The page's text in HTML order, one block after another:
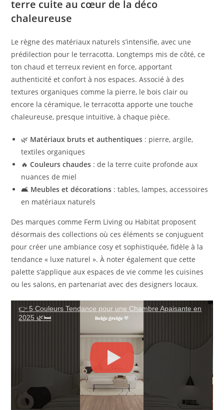
terre cuite au cœur de la déco
chaleureuse
Le règne des matériaux naturels s’intensifie, avec une
prédilection pour le terracotta. Longtemps mis de côté, ce
ton chaud et terreux revient en force, apportant
authenticité et confort à nos espaces. Associé à des
textures organiques comme la pierre, le bois clair ou
encore la céramique, le terracotta apporte une touche
chaleureuse, presque intuitive, à chaque pièce.
🌿 Matériaux bruts et authentiques : pierre, argile,
textiles organiques
🔥Couleurs chaudes : de la terre cuite profonde aux
nuances de miel
🛋️ Meubles et décorations : tables, lampes, accessoires
en matériaux naturels
Des marques comme Ferm Living ou Habitat proposent
désormais des collections où ces éléments se conjuguent
pour créer une ambiance cosy et sophistiquée, fidèle à la
tendance « luxe naturel ». À noter également que cette
palette s’applique aux espaces de vie comme les cuisines
ou les salons, en partenariat avec des designers locaux.
👉 5 Couleurs Tendance pour une Chambre Apaisante en
2025 🌿🛏️